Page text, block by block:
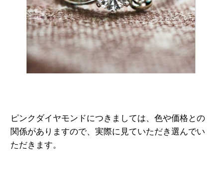
ピンクダイヤモンドにつきましては、色や価格との
関係がありますので、実際に見ていただき選んでい
ただきます。